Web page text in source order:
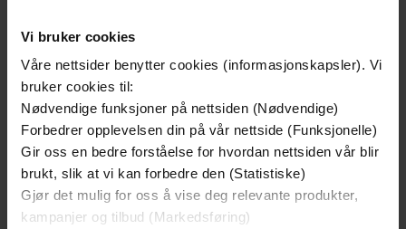
Vi bruker cookies
Våre nettsider benytter cookies (informasjonskapsler). Vi
bruker cookies til:
Nødvendige funksjoner på nettsiden (Nødvendige)
Forbedrer opplevelsen din på vår nettside (Funksjonelle)
Gir oss en bedre forståelse for hvordan nettsiden vår blir
brukt, slik at vi kan forbedre den (Statistiske)
Gjør det mulig for oss å vise deg relevante produkter,
kampanjer og tilbud (Markedsføring)
Forlag Little, Brown Book Group
Utgitt 20.09.2022
Lengde 11:09
Sjanger Skjønnlitteratur, Romantikk og drama
Serie Black Dagger Brotherhood: Prison Camp